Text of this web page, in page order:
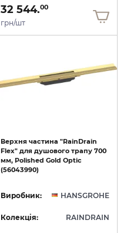
32 544.00
грн/шт
Верхня частина "RainDrain
Flex" для душового трапу 700
мм, Polished Gold Optic
(56043990)
Виробник: HANSGROHE
Колекція: RAINDRAIN